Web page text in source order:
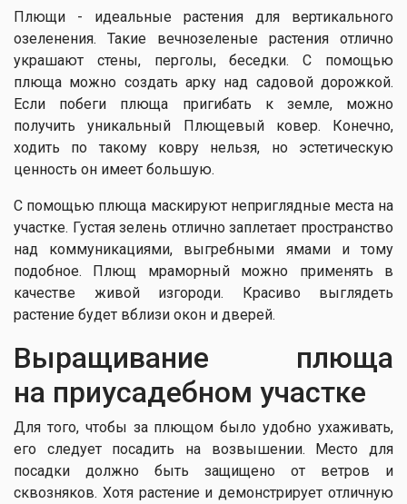
Плющи - идеальные растения для вертикального
озеленения. Такие вечнозеленые растения отлично
украшают стены, перголы, беседки. С помощью
плюща можно создать арку над садовой дорожкой.
Если побеги плюща пригибать к земле, можно
получить уникальный Плющевый ковер. Конечно,
ходить по такому ковру нельзя, но эстетическую
ценность он имеет большую.
С помощью плюща маскируют неприглядные места на
участке. Густая зелень отлично заплетает пространство
над коммуникациями, выгребными ямами и тому
подобное. Плющ мраморный можно применять в
качестве живой изгороди. Красиво выглядеть
растение будет вблизи окон и дверей.
Выращивание плюща
на приусадебном участке
Для того, чтобы за плющом было удобно ухаживать,
его следует посадить на возвышении. Место для
посадки должно быть защищено от ветров и
сквозняков. Хотя растение и демонстрирует отличную